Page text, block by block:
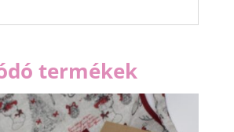
termékek